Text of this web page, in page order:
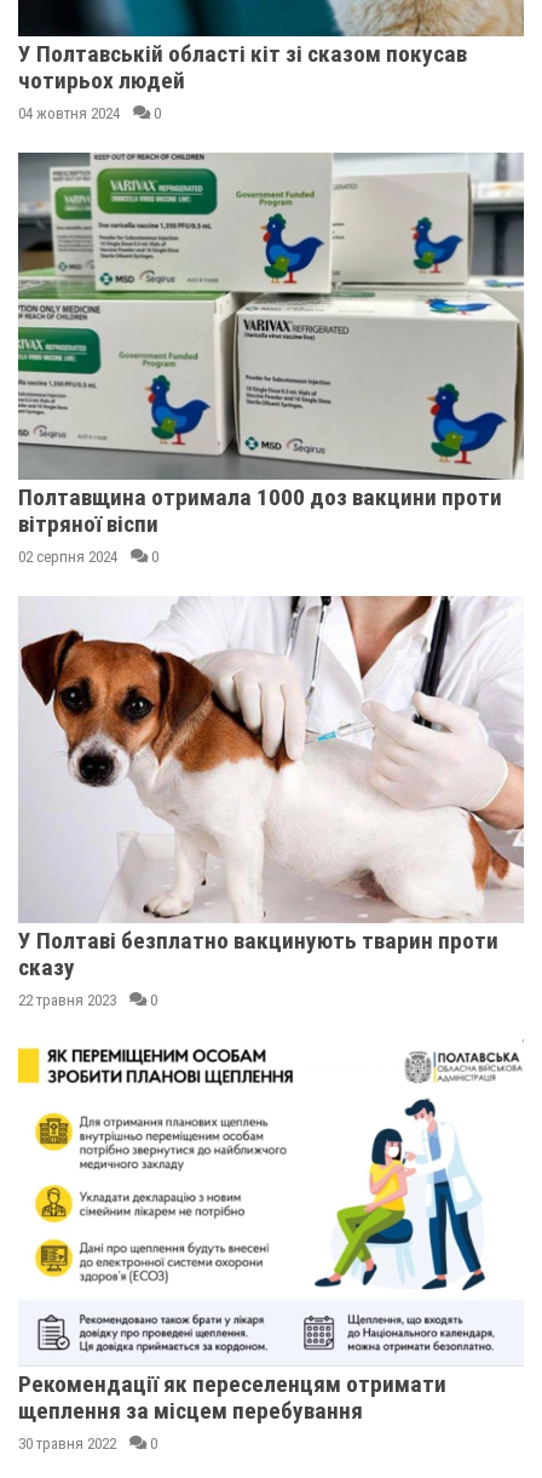
У Полтавській області кіт зі сказом покусав
чотирьох людей
04 жовтня 2024 0
Полтавщина отримала 1000 доз вакцини проти
вітряної віспи
02 серпня 2024 0
У Полтаві безплатно вакцинують тварин проти
сказу
22 травня 2023 0
Рекомендації як переселенцям отримати
щеплення за місцем перебування
30 травня 2022 0